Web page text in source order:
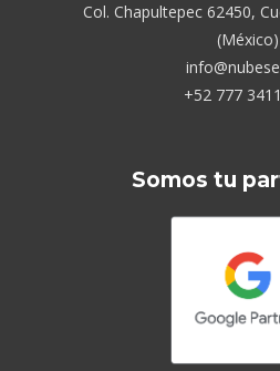
Col. Chapultepec 62450,
(México)
+52 777
Somos tu